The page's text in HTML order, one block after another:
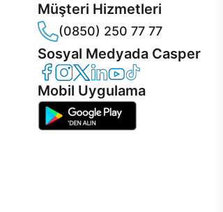
Müşteri Hizmetleri
(0850) 250 77 77
Sosyal Medyada Casper
Casper Facebook
Casper Instagram
Casper Twitter
Casper LinkedIn
Casper YouTube
Casper TikTok
Mobil Uygulama